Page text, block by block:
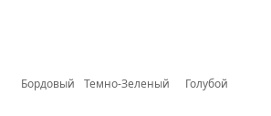
Бордовый Темно-Зеленый Голубой